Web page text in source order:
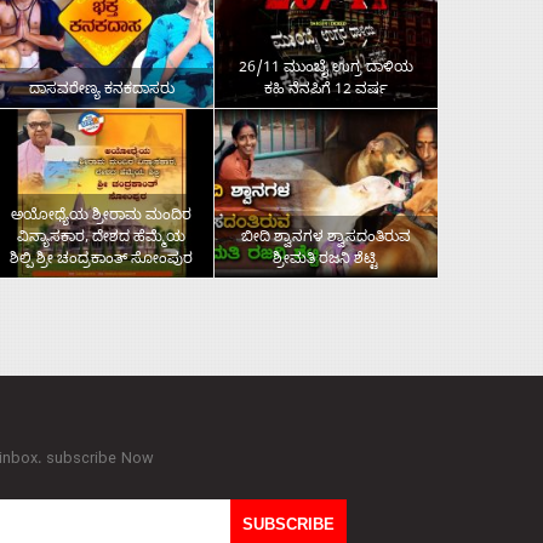
ದಾಸವರೇಣ್ಯ ಕನಕದಾಸರು
26/11 ಮುಂಬೈ ಉಗ್ರ ದಾಳಿಯ
ಕಹಿ ನೆನಪಿಗೆ 12 ವರ್ಷ
ಅಯೋಧ್ಯೆಯ ಶ್ರೀರಾಮ ಮಂದಿರ
ವಿನ್ಯಾಸಕಾರ, ದೇಶದ ಹೆಮ್ಮೆಯ
ಶಿಲ್ಪಿ ಶ್ರೀ ಚಂದ್ರಕಾಂತ್‌ ಸೋಂಪುರ
ಬೀದಿ ಶ್ವಾನಗಳ ಶ್ವಾಸದಂತಿರುವ
ಶ್ರೀಮತಿ ರಜನಿ ಶೆಟ್ಟಿ
subscribe Now